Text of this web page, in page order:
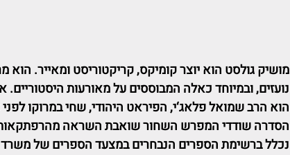
מושיק גולסט הוא יוצר קומיקס, קריקטוריסט ומאייר. הוא
נועזים, ובמיוחד כאלה המבוססים על מאורעות היסטוריים.
הוא הרב שמואל פלאג‘י, הפיראט היהודי, שחי במרוקו
הסדרה שודדי המפרש השחור שואבת השראה
נכלל ברשימת הספרים הנבחרים במצעד הספרים של משרד